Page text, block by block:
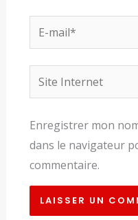
mail*
Site
Internet
Enregistrer mon
dans le navigateur
commentaire.